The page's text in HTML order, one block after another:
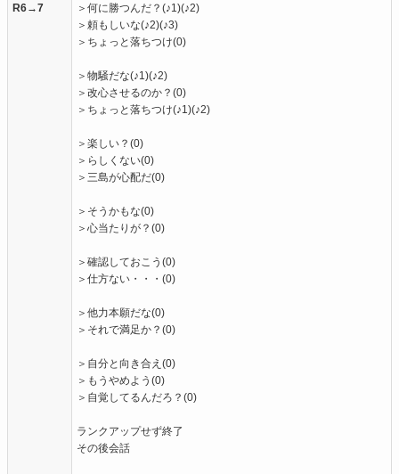
R6→7
＞何に勝つんだ？(♪1)(♪2)
＞頼もしいな(♪2)(♪3)
＞ちょっと落ちつけ(0)
＞物騒だな(♪1)(♪2)
＞改心させるのか？(0)
＞ちょっと落ちつけ(♪1)(♪2)
＞楽しい？(0)
＞らしくない(0)
＞三島が心配だ(0)
＞そうかもな(0)
＞心当たりが？(0)
＞確認しておこう(0)
＞仕方ない・・・(0)
＞他力本願だな(0)
＞それで満足か？(0)
＞自分と向き合え(0)
＞もうやめよう(0)
＞自覚してるんだろ？(0)
ランクアップせず終了
その後会話